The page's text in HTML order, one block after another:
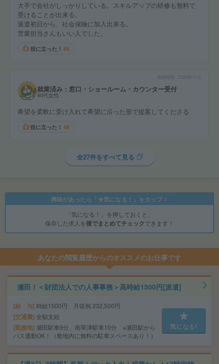
大手で会社がしっかりしている。スキルアップの研修も無料で
受けることが出来る。
派遣初日から、社会保険に加入出来る。
営業担当さんもいい人でした。
役に立った！ 69
2024年11月
就業済み：窓口・ショールーム・カウンター受付
40代女性
希望を柔軟に受け入れて希望に沿った形で提案してくださる
役に立った！ 48
全27件をすべて見る
興味があったら「★気になる！」をタップ！
「気になる！」を押しておくと、
保存した求人を後でまとめてチェックできます！
あなたの閲覧履歴からのオススメのお仕事です
瀬田！＜財団法人での人事事務＞高時給1500円[派遣]
給 与 時給1500円 月収例 232,500円
交通費 全額支給
勤務地 瀬田駅車9分、南草津駅車10分 ※瀬田駅から
バス通勤OK！（敷地内に無料の駐車スペースあり！）
気になる!